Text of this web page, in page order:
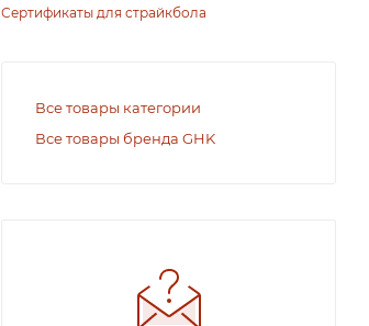
Сертификаты для страйкбола
Все товары категории
Все товары бренда GHK